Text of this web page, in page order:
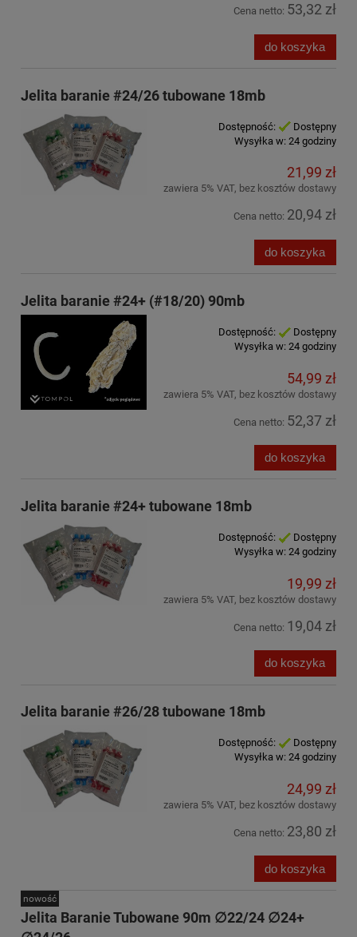
Cena netto: 53,32 zł
do koszyka
Jelita baranie #24/26 tubowane 18mb
Dostępność:
Dostępny
Wysyłka w: 24 godziny
21,99 zł
zawiera 5% VAT, bez kosztów dostawy
Cena netto: 20,94 zł
do koszyka
Jelita baranie #24+ (#18/20) 90mb
Dostępność:
Dostępny
Wysyłka w: 24 godziny
54,99 zł
zawiera 5% VAT, bez kosztów dostawy
Cena netto: 52,37 zł
do koszyka
Jelita baranie #24+ tubowane 18mb
Dostępność:
Dostępny
Wysyłka w: 24 godziny
19,99 zł
zawiera 5% VAT, bez kosztów dostawy
Cena netto: 19,04 zł
do koszyka
Jelita baranie #26/28 tubowane 18mb
Dostępność:
Dostępny
Wysyłka w: 24 godziny
24,99 zł
zawiera 5% VAT, bez kosztów dostawy
Cena netto: 23,80 zł
do koszyka
Jelita Baranie Tubowane 90m ∅22/24 ∅24+
nowość